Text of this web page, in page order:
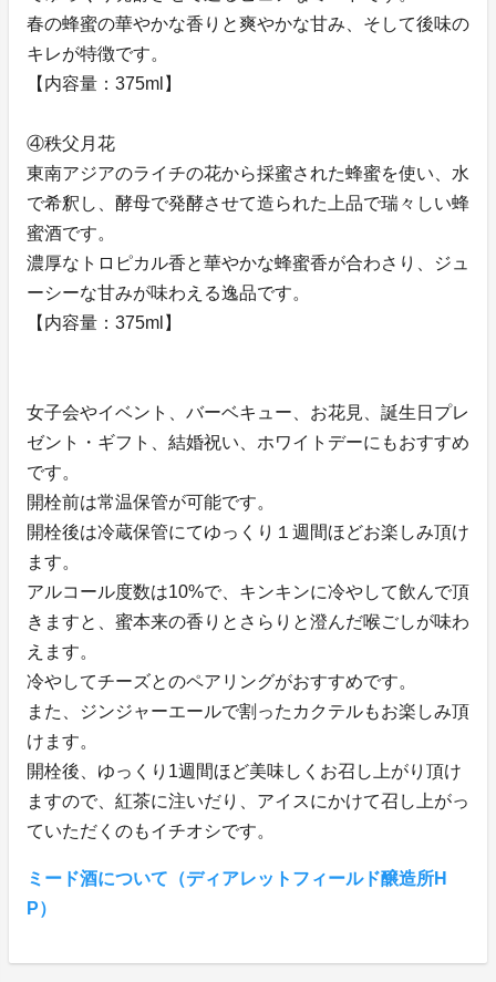
春の蜂蜜の華やかな香りと爽やかな甘み、そして後味の
キレが特徴です。
【内容量：375ml】
④秩父月花
東南アジアのライチの花から採蜜された蜂蜜を使い、水
で希釈し、酵母で発酵させて造られた上品で瑞々しい蜂
蜜酒です。
濃厚なトロピカル香と華やかな蜂蜜香が合わさり、ジュ
ーシーな甘みが味わえる逸品です。
【内容量：375ml】
女子会やイベント、バーベキュー、お花見、誕生日プレ
ゼント・ギフト、結婚祝い、ホワイトデーにもおすすめ
です。
開栓前は常温保管が可能です。
開栓後は冷蔵保管にてゆっくり１週間ほどお楽しみ頂け
ます。
アルコール度数は10%で、キンキンに冷やして飲んで頂
きますと、蜜本来の香りとさらりと澄んだ喉ごしが味わ
えます。
冷やしてチーズとのペアリングがおすすめです。
また、ジンジャーエールで割ったカクテルもお楽しみ頂
けます。
開栓後、ゆっくり1週間ほど美味しくお召し上がり頂け
ますので、紅茶に注いだり、アイスにかけて召し上がっ
ていただくのもイチオシです。
ミード酒について（ディアレットフィールド醸造所H
P）